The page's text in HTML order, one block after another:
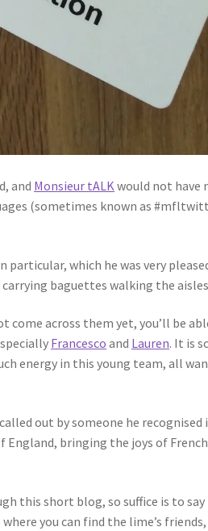
and Monsieur tALK would not have
(sometimes known as
which he was very
baguettes walking the
come across them yet, you’ll be
Francesco and Lauren. It is
energy in this young team, all
out by someone he
England, bringing the joys of
this short blog, so suffice is to say
you can find the lime’s